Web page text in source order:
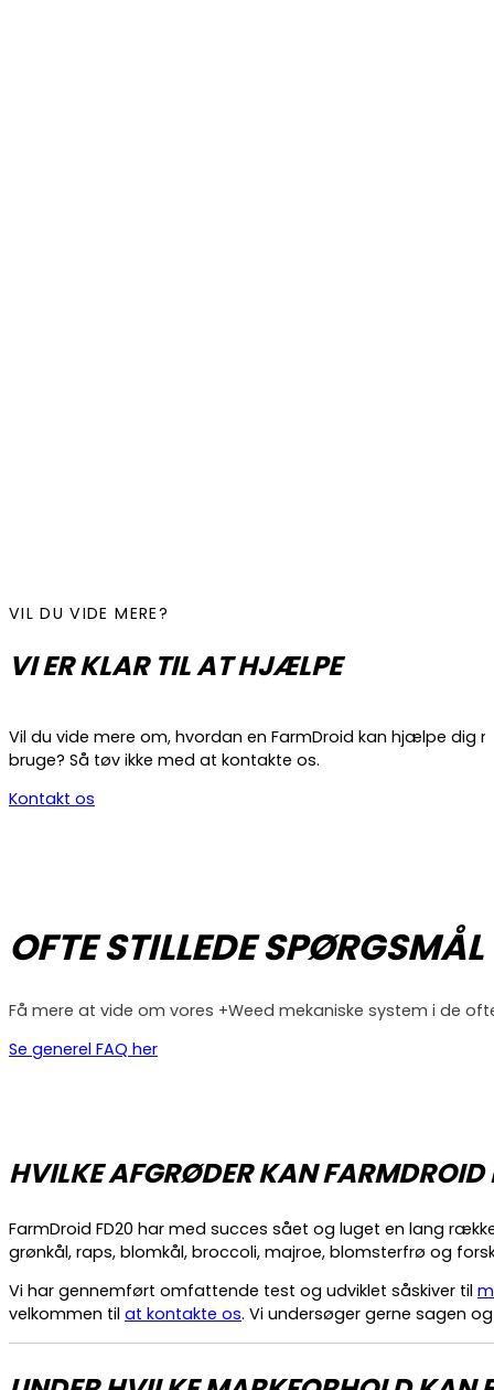
VI ER KLAR TIL AT HJÆLPE
VIL DU VIDE MERE?
Vil du vide mere om, hvordan en FarmDroid kan hjælpe
bruge? Så tøv ikke med at kontakte os.
Kontakt os
OFTE STILLEDE
Få mere at vide om vores +Weed mekaniske system i de
Se generel FAQ her
HVILKE AFGRØDER KAN FARMDROID
FarmDroid FD20 har med succes sået og luget en lang
grønkål, raps, blomkål, broccoli, majroe, blomsterfrø og
Vi har gennemført omfattende test og udviklet såskiver til
velkommen til at kontakte os. Vi undersøger gerne sagen